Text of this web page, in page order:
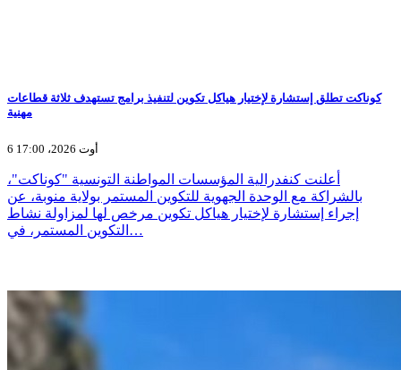
كوناكت تطلق إستشارة لإختيار هياكل تكوين لتنفيذ برامج تستهدف ثلاثة قطاعات
مهنية
6 أوت 2026، 17:00
أعلنت كنفدرالية المؤسسات المواطنة التونسية "كوناكت"،
بالشراكة مع الوحدة الجهوية للتكوين المستمر بولاية منوبة، عن
إجراء إستشارة لإختيار هياكل تكوين مرخص لها لمزاولة نشاط
التكوين المستمر، في…